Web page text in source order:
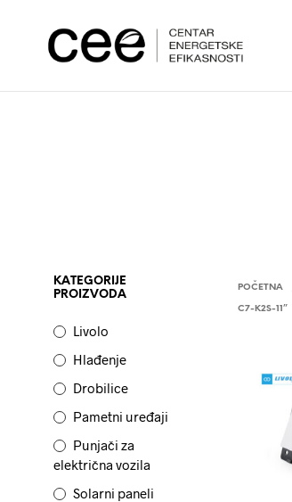
KATEGORIJE
PROIZVODA
Livolo
Hlađenje
Drobilice
Pametni uređaji
Punjači za
električna vozila
Solarni paneli
POČETNA
C7-K2S-11”